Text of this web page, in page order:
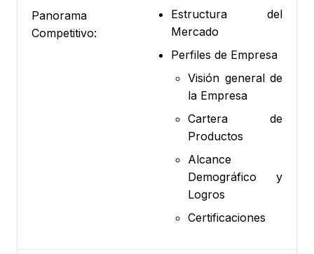
Panorama
Competitivo:
Estructura del
Mercado
Perfiles de Empresa
Visión general de
la Empresa
Cartera de
Productos
Alcance
Demográfico y
Logros
Certificaciones